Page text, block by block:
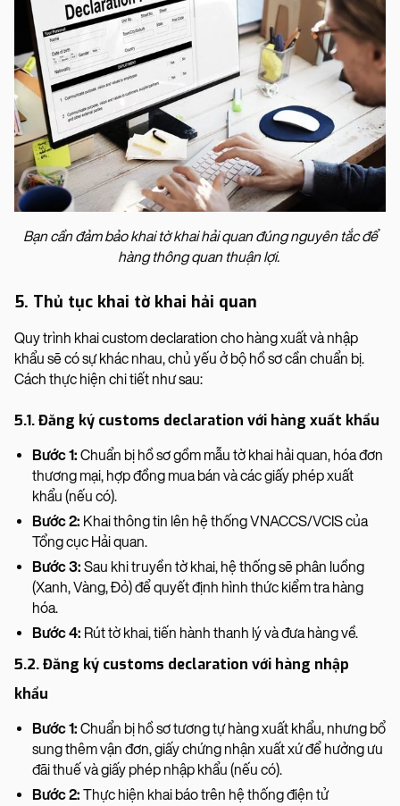
Bạn cần đảm bảo khai tờ khai hải quan đúng nguyên tắc để
hàng thông quan thuận lợi.
5. Thủ tục khai tờ khai hải quan
Quy trình khai custom declaration cho hàng xuất và nhập
khẩu sẽ có sự khác nhau, chủ yếu ở bộ hồ sơ cần chuẩn bị.
Cách thực hiện chi tiết như sau:
5.1. Đăng ký customs declaration với hàng xuất khẩu
Bước 1: Chuẩn bị hồ sơ gồm mẫu tờ khai hải quan, hóa đơn
thương mại, hợp đồng mua bán và các giấy phép xuất
khẩu (nếu có).
Bước 2: Khai thông tin lên hệ thống VNACCS/VCIS của
Tổng cục Hải quan.
Bước 3: Sau khi truyền tờ khai, hệ thống sẽ phân luồng
(Xanh, Vàng, Đỏ) để quyết định hình thức kiểm tra hàng
hóa.
Bước 4: Rút tờ khai, tiến hành thanh lý và đưa hàng về.
5.2. Đăng ký customs declaration với hàng nhập
khẩu
Bước 1: Chuẩn bị hồ sơ tương tự hàng xuất khẩu, nhưng bổ
sung thêm vận đơn, giấy chứng nhận xuất xứ để hưởng ưu
đãi thuế và giấy phép nhập khẩu (nếu có).
Bước 2: Thực hiện khai báo trên hệ thống điện tử